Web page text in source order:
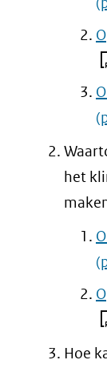
het
Hoe